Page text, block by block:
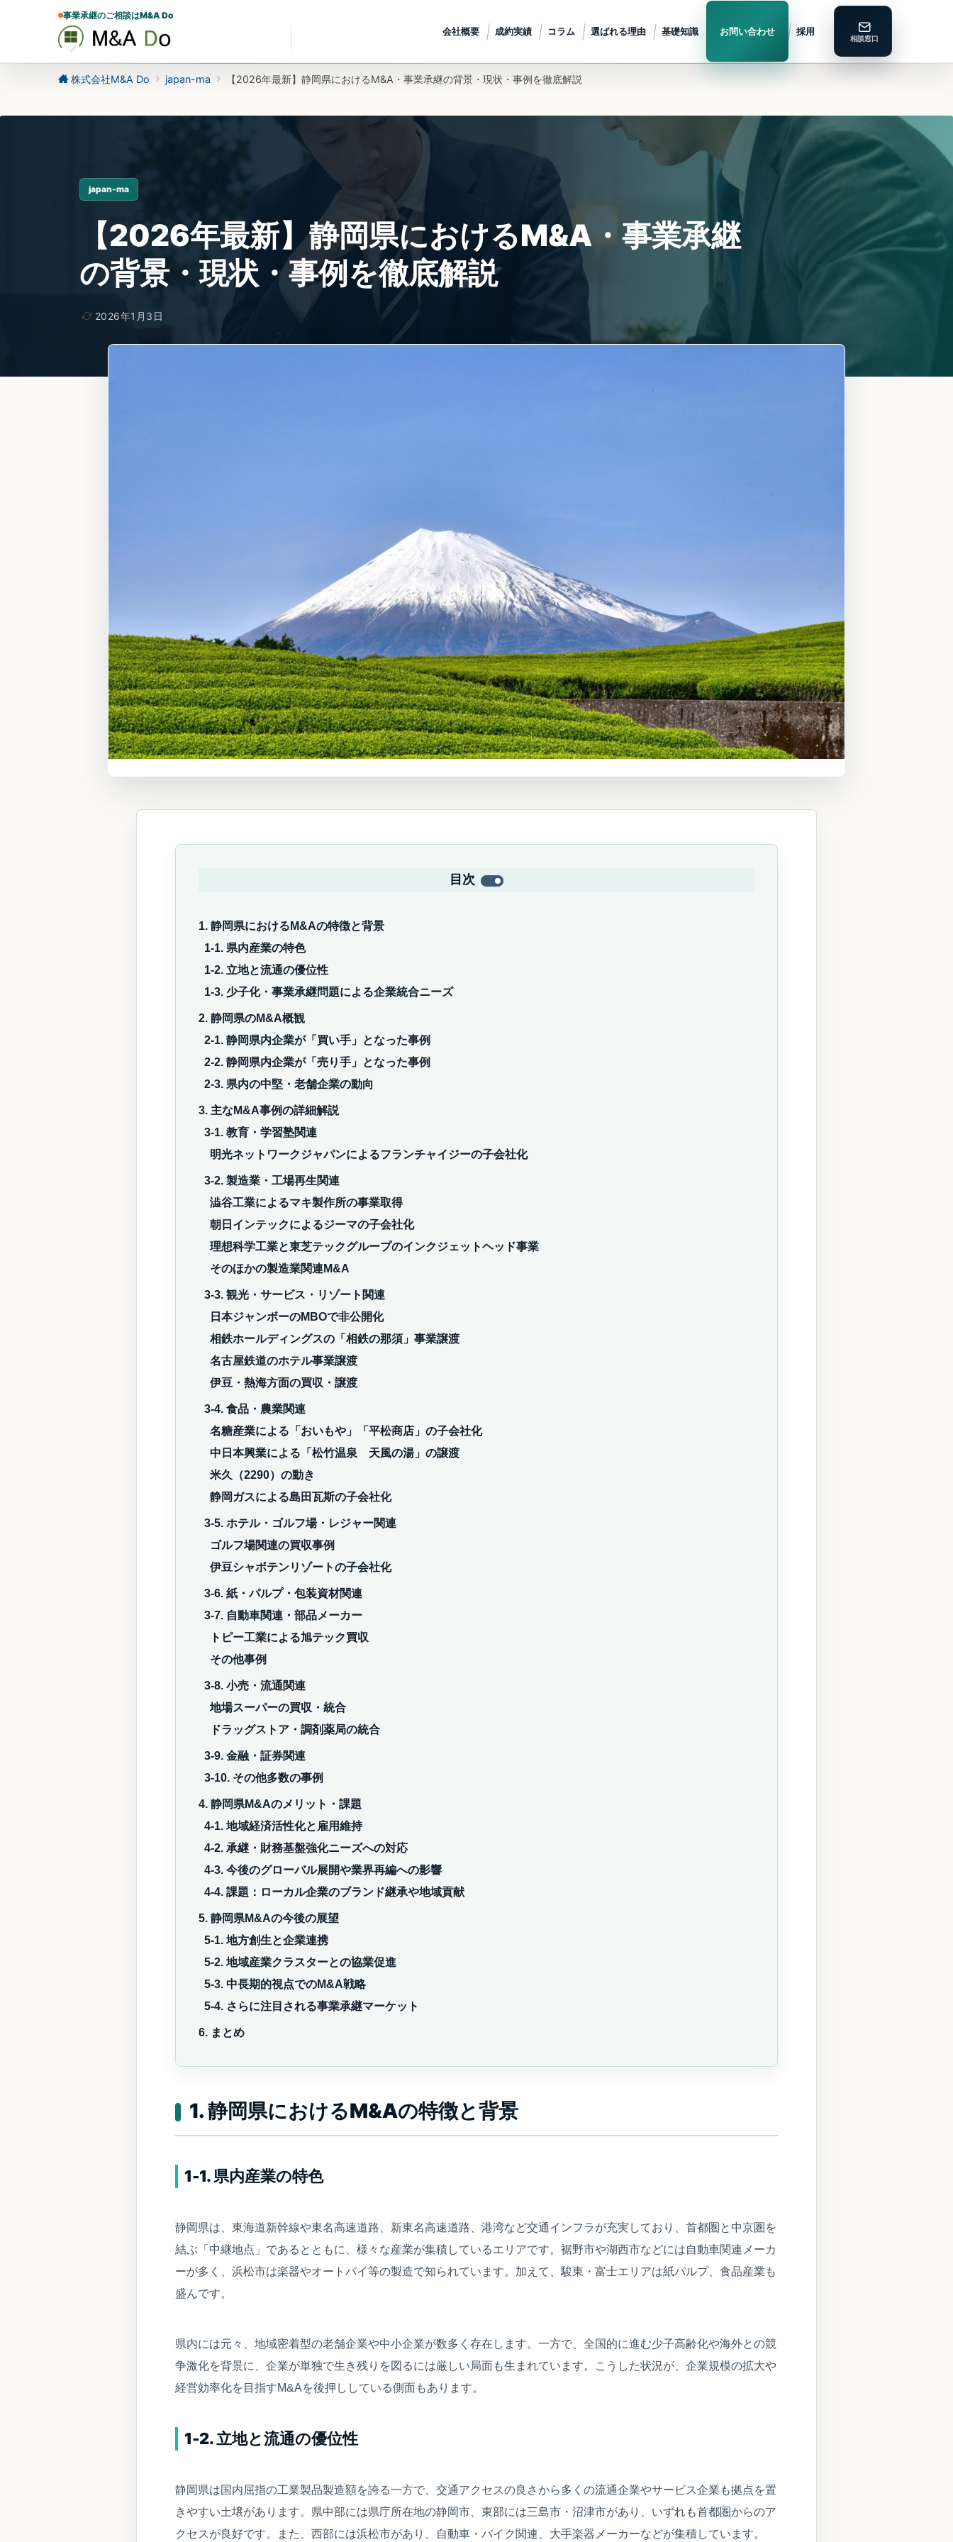
事業承継のご相談はM&A Do
会社概要 成約実績 コラム 選ばれる理由 基礎知識 お問い合わせ 採用
株式会社M&A Do japan-ma 【2026年最新】静岡県におけるM&A・事業承継の背景・現状・事例を徹底解説
japan-ma
【2026年最新】静岡県におけるM&A・事業承継
の背景・現状・事例を徹底解説
2026年1月3日
目次
1. 静岡県におけるM&Aの特徴と背景
1-1. 県内産業の特色
1-2. 立地と流通の優位性
1-3. 少子化・事業承継問題による企業統合ニーズ
2. 静岡県のM&A概観
2-1. 静岡県内企業が「買い手」となった事例
2-2. 静岡県内企業が「売り手」となった事例
2-3. 県内の中堅・老舗企業の動向
3. 主なM&A事例の詳細解説
3-1. 教育・学習塾関連
明光ネットワークジャパンによるフランチャイジーの子会社化
3-2. 製造業・工場再生関連
澁谷工業によるマキ製作所の事業取得
朝日インテックによるジーマの子会社化
理想科学工業と東芝テックグループのインクジェットヘッド事業
そのほかの製造業関連M&A
3-3. 観光・サービス・リゾート関連
日本ジャンボーのMBOで非公開化
相鉄ホールディングスの「相鉄の那須」事業譲渡
名古屋鉄道のホテル事業譲渡
伊豆・熱海方面の買収・譲渡
3-4. 食品・農業関連
名糖産業による「おいもや」「平松商店」の子会社化
中日本興業による「松竹温泉 天風の湯」の譲渡
米久（2290）の動き
静岡ガスによる島田瓦斯の子会社化
3-5. ホテル・ゴルフ場・レジャー関連
ゴルフ場関連の買収事例
伊豆シャボテンリゾートの子会社化
3-6. 紙・パルプ・包装資材関連
3-7. 自動車関連・部品メーカー
トピー工業による旭テック買収
その他事例
3-8. 小売・流通関連
地場スーパーの買収・統合
ドラッグストア・調剤薬局の統合
3-9. 金融・証券関連
3-10. その他多数の事例
4. 静岡県M&Aのメリット・課題
4-1. 地域経済活性化と雇用維持
4-2. 承継・財務基盤強化ニーズへの対応
4-3. 今後のグローバル展開や業界再編への影響
4-4. 課題：ローカル企業のブランド継承や地域貢献
5. 静岡県M&Aの今後の展望
5-1. 地方創生と企業連携
5-2. 地域産業クラスターとの協業促進
5-3. 中長期的視点でのM&A戦略
5-4. さらに注目される事業承継マーケット
6. まとめ
1. 静岡県におけるM&Aの特徴と背景
1-1. 県内産業の特色
静岡県は、東海道新幹線や東名高速道路、新東名高速道路、港湾など交通インフラが充実しており、首都圏と中京圏を
結ぶ「中継地点」であるとともに、様々な産業が集積しているエリアです。裾野市や湖西市などには自動車関連メーカ
ーが多く、浜松市は楽器やオートバイ等の製造で知られています。加えて、駿東・富士エリアは紙パルプ、食品産業も
盛んです。
県内には元々、地域密着型の老舗企業や中小企業が数多く存在します。一方で、全国的に進む少子高齢化や海外との競
争激化を背景に、企業が単独で生き残りを図るには厳しい局面も生まれています。こうした状況が、企業規模の拡大や
経営効率化を目指すM&Aを後押ししている側面もあります。
1-2. 立地と流通の優位性
静岡県は国内屈指の工業製品製造額を誇る一方で、交通アクセスの良さから多くの流通企業やサービス企業も拠点を置
きやすい土壌があります。県中部には県庁所在地の静岡市、東部には三島市・沼津市があり、いずれも首都圏からのア
クセスが良好です。また、西部には浜松市があり、自動車・バイク関連、大手楽器メーカーなどが集積しています。